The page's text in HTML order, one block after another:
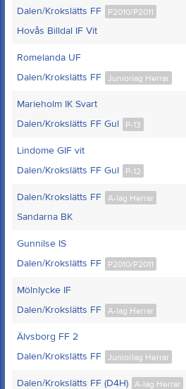
P2010/P2011
Dalen/Krokslätts FF
Hovås Billdal IF Vit
Romelanda UF
Juniorlag Herrar
Dalen/Krokslätts FF
Marieholm IK Svart
P-13
Dalen/Krokslätts FF Gul
Lindome GIF vit
P-12
Dalen/Krokslätts FF Gul
A-lag Herrar
Dalen/Krokslätts FF
Sandarna BK
Gunnilse IS
P2010/P2011
Dalen/Krokslätts FF
Mölnlycke IF
A-lag Herrar
Dalen/Krokslätts FF
Älvsborg FF 2
Juniorlag Herrar
Dalen/Krokslätts FF
A-lag Herrar
Dalen/Krokslätts FF (D4H)